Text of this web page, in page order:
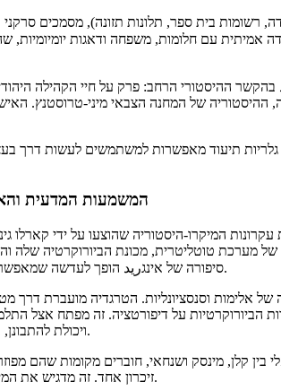
רשומות בית ספר, תלונות תזונה), מסמכים סרקני
עם חלומות, משפחה ודאגות יומיומיות,
ההיסטוריה של המחנה הצבאי מיני-טרוסטנץ.
תיעוד מאפשרות למשתמשים לעשות דרך
4. המשמעות המדעית
המיקרו-היסטוריה שהוצעו על ידי קארלו
מערכת טוטליטרית, מכונת הביורוקרטיה שלה
סיפורה של אינגريد הופך לעדשה שמאפשרת לראות את כל השואה.
אלימות וסנסציונליות. הטרגדיה מועברת דרך
על דיפורטציה. זה מפתח אצל
ויכולת להתבונן, במקום להתעורר רק שוק.
בין קלן, מינסק ושנחאי, חוברים מקומות שהם
זיכרון אחד. זה מדגיש את המידה הגלובלית של השואה.